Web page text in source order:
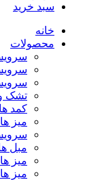
سبد خرید
خانه
محصولات
تشک
کمد
میز
مبل
میز
میز